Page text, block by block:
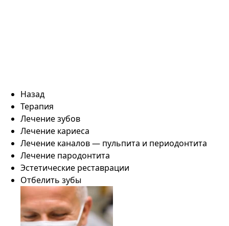
Назад
Терапия
Лечение зубов
Лечение кариеса
Лечение каналов — пульпита и периодонтита
Лечение пародонтита
Эстетические реставрации
Отбелить зубы